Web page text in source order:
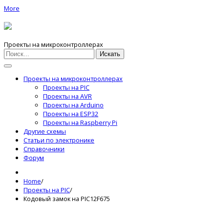
More
Проекты на микроконтроллерах
Искать
Проекты на микроконтроллерах
Проекты на PIC
Проекты на AVR
Проекты на Arduino
Проекты на ESP32
Проекты на Raspberry Pi
Другие схемы
Статьи по электронике
Справочники
Форум
Home/
Проекты на PIC/
Кодовый замок на PIC12F675